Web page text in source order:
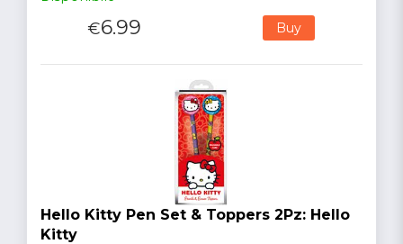
€6.99 Buy
Hello Kitty Pen Set & Toppers 2Pz: Hello
Kitty